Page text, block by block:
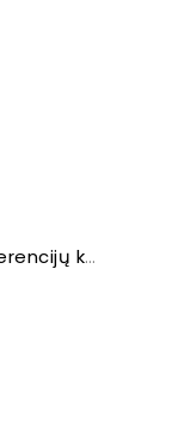
Elegantiško stiliaus konferencijų kėdė